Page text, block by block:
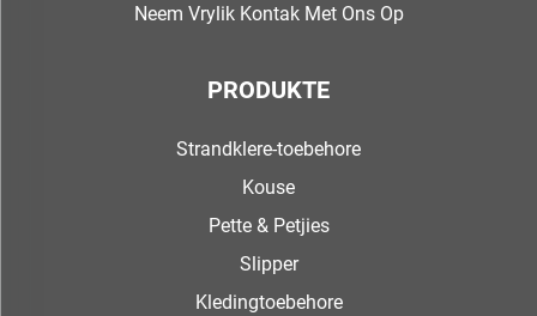
Neem Vrylik Kontak Met Ons Op
PRODUKTE
Strandklere-toebehore
Kouse
Pette & Petjies
Slipper
Kledingtoebehore